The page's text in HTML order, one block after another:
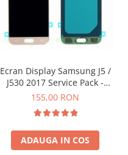
Ecran Display Samsung J5 /
J530 2017 Service Pack -
GOLD
155,00 RON
ADAUGA IN COS